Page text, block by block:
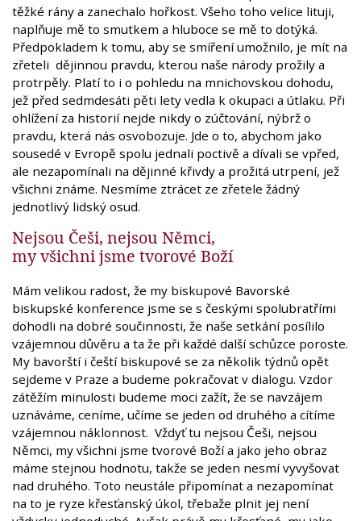
těžké rány a zanechalo hořkost. Všeho toho velice lituji,
naplňuje mě to smutkem a hluboce se mě to dotýká.
Předpokladem k tomu, aby se smíření umožnilo, je mít na
zřeteli dějinnou pravdu, kterou naše národy prožily a
protrpěly. Platí to i o pohledu na mnichovskou dohodu,
jež před sedmdesáti pěti lety vedla k okupaci a útlaku. Při
ohlížení za historií nejde nikdy o zúčtování, nýbrž o
pravdu, která nás osvobozuje. Jde o to, abychom jako
sousedé v Evropě spolu jednali poctivě a dívali se vpřed,
ale nezapomínali na dějinné křivdy a prožitá utrpení, jež
všichni známe. Nesmíme ztrácet ze zřetele žádný
jednotlivý lidský osud.
Nejsou Češi, nejsou Němci,
my všichni jsme tvorové Boží
Mám velikou radost, že my biskupové Bavorské
biskupské konference jsme se s českými spolubratřími
dohodli na dobré součinnosti, že naše setkání posílilo
vzájemnou důvěru a ta že při každé další schůzce poroste.
My bavorští i čeští biskupové se za několik týdnů opět
sejdeme v Praze a budeme pokračovat v dialogu. Vzdor
zátěžím minulosti budeme moci zažít, že se navzájem
uznáváme, ceníme, učíme se jeden od druhého a cítíme
vzájemnou náklonnost. Vždyť tu nejsou Češi, nejsou
Němci, my všichni jsme tvorové Boží a jako jeho obraz
máme stejnou hodnotu, takže se jeden nesmí vyvyšovat
nad druhého. Toto neustále připomínat a nezapomínat
na to je ryze křesťanský úkol, třebaže plnit jej není